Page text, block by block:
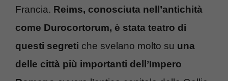
Francia. Reims, conosciuta nell’antichità
come Durocortorum, è stata teatro di
questi segreti che svelano molto su una
delle città più importanti dell’Impero